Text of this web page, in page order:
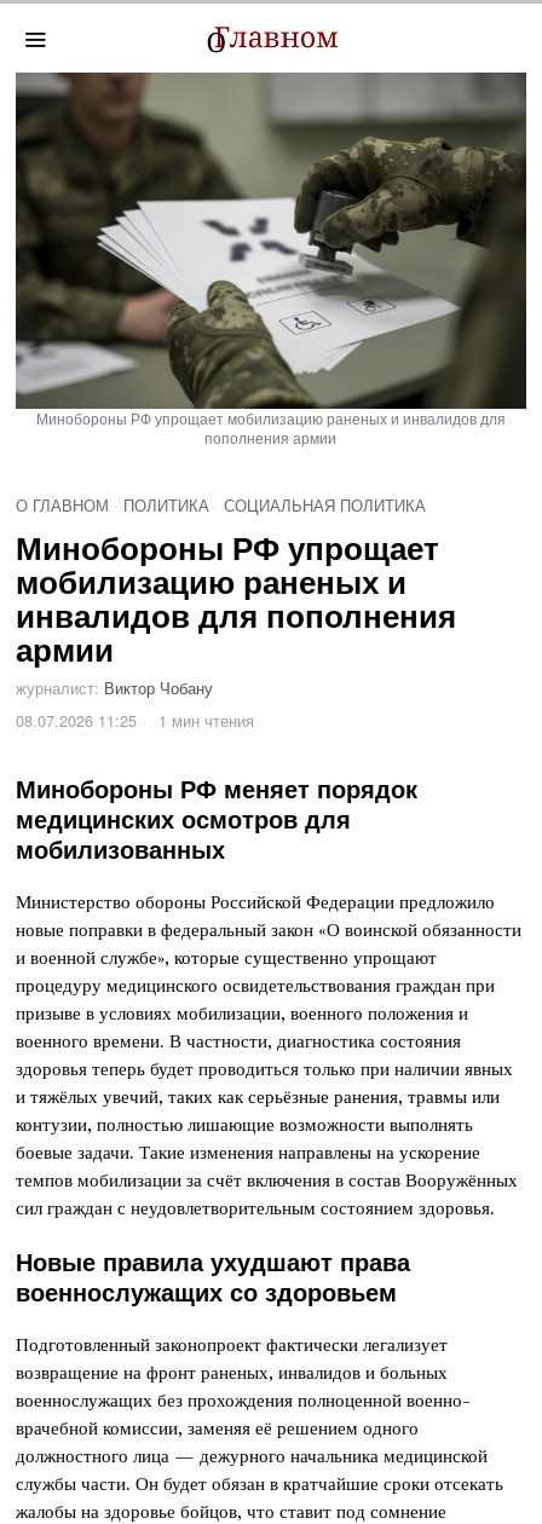
Минобороны РФ упрощает мобилизацию раненых и инвалидов для
пополнения армии
О ГЛАВНОМ · ПОЛИТИКА · СОЦИАЛЬНАЯ ПОЛИТИКА
Минобороны РФ упрощает
мобилизацию раненых и
инвалидов для пополнения
армии
журналист: Виктор Чобану
08.07.2026 11:25
1 мин чтения
Минобороны РФ меняет порядок
медицинских осмотров для
мобилизованных
Министерство обороны Российской Федерации предложило
новые поправки в федеральный закон «О воинской обязанности
и военной службе», которые существенно упрощают
процедуру медицинского освидетельствования граждан при
призыве в условиях мобилизации, военного положения и
военного времени. В частности, диагностика состояния
здоровья теперь будет проводиться только при наличии явных
и тяжёлых увечий, таких как серьёзные ранения, травмы или
контузии, полностью лишающие возможности выполнять
боевые задачи. Такие изменения направлены на ускорение
темпов мобилизации за счёт включения в состав Вооружённых
сил граждан с неудовлетворительным состоянием здоровья.
Новые правила ухудшают права
военнослужащих со здоровьем
Подготовленный законопроект фактически легализует
возвращение на фронт раненых, инвалидов и больных
военнослужащих без прохождения полноценной военно-
врачебной комиссии, заменяя её решением одного
должностного лица — дежурного начальника медицинской
службы части. Он будет обязан в кратчайшие сроки отсекать
жалобы на здоровье бойцов, что ставит под сомнение